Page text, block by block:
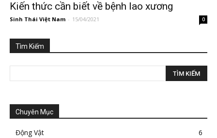
Kiến thức cần biết về bệnh lao xương
Sinh Thái Việt Nam - 15/04/2021 0
Tìm Kiếm
Chuyên Mục
Động Vật
6